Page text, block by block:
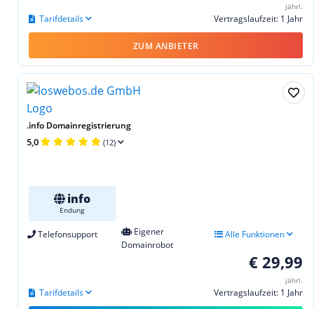
jährl.
Vertragslaufzeit: 1 Jahr
Tarifdetails
ZUM ANBIETER
.info Domainregistrierung
5,0 (12)
info
Endung
Telefonsupport
Eigener
Domainrobot
Alle Funktionen
€ 29,99
jährl.
Vertragslaufzeit: 1 Jahr
Tarifdetails